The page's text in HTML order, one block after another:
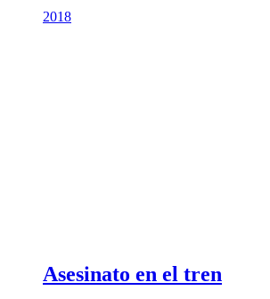
2018
Asesinato en el tren